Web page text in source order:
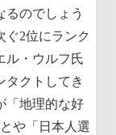
るのでしょう
ぐ2位にランク
ル・ウルフ氏
タクトしてき
「地理的な好
や「日本人選